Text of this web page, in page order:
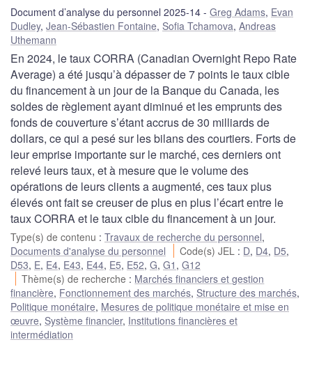
Document d’analyse du personnel 2025-14 Greg Adams, Evan
Dudley, Jean-Sébastien Fontaine, Sofia Tchamova, Andreas
Uthemann
En 2024, le taux CORRA (Canadian Overnight Repo Rate
Average) a été jusqu’à dépasser de 7 points le taux cible
du financement à un jour de la Banque du Canada, les
soldes de règlement ayant diminué et les emprunts des
fonds de couverture s’étant accrus de 30 milliards de
dollars, ce qui a pesé sur les bilans des courtiers. Forts de
leur emprise importante sur le marché, ces derniers ont
relevé leurs taux, et à mesure que le volume des
opérations de leurs clients a augmenté, ces taux plus
élevés ont fait se creuser de plus en plus l’écart entre le
taux CORRA et le taux cible du financement à un jour.
Type(s) de contenu : Travaux de recherche du personnel,
Documents d'analyse du personnel
Code(s) JEL : D, D4, D5,
D53, E, E4, E43, E44, E5, E52, G, G1 , G12
Thème(s) de recherche : Marchés financiers et gestion
financière, Fonctionnement des marchés, Structure des marchés,
Politique monétaire, Mesures de politique monétaire et mise en
œuvre, Système financier, Institutions financières et
intermédiation